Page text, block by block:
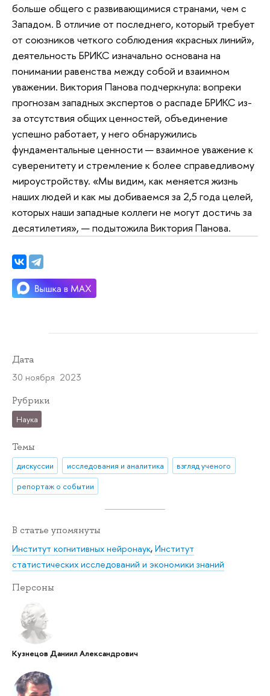
больше общего с развивающимися странами, чем с
Западом. В отличие от последнего, который требует
от союзников четкого соблюдения «красных линий»,
деятельность БРИКС изначально основана на
понимании равенства между собой и взаимном
уважении. Виктория Панова подчеркнула: вопреки
прогнозам западных экспертов о распаде БРИКС из-
за отсутствия общих ценностей, объединение
успешно работает, у него обнаружились
фундаментальные ценности — взаимное уважение к
суверенитету и стремление к более справедливому
мироустройству. «Мы видим, как меняется жизнь
наших людей и как мы добиваемся за 2,5 года целей,
которых наши западные коллеги не могут достичь за
десятилетия», — подытожила Виктория Панова.
Дата
30 ноября 2023
Рубрики
Наука
Темы
дискуссии исследования и аналитика
взгляд ученого
репортаж о событии
В статье упомянуты
Институт когнитивных нейронаук,Институт
статистических исследований и экономики знаний
Персоны
Кузнецов Даниил Александрович